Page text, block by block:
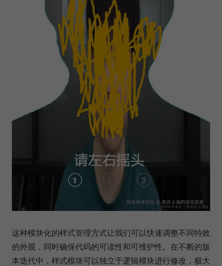
这种模块化的样式管理方式让我们可以快速调整不同特效
的外观，同时确保代码的可读性和可维护性。在不断的版
本迭代中，样式模块可以独立于逻辑模块进行修改，极大